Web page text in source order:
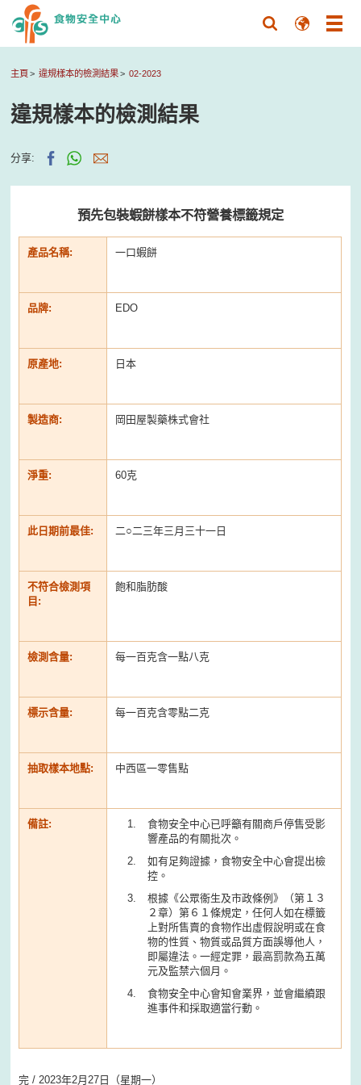
主頁 違規樣本的檢測結果 02-2023
違規樣本的檢測結果
分享:
預先包裝蝦餅樣本不符營養標籤規定
產品名稱: 一口蝦餅
品牌: EDO
原產地: 日本
製造商: 岡田屋製藥株式會社
淨重: 60克
此日期前最佳: 二○二三年三月三十一日
不符合檢測項
目:
飽和脂肪酸
檢測含量: 每一百克含一點八克
標示含量: 每一百克含零點二克
抽取樣本地點: 中西區一零售點
備註:
食物安全中心已呼籲有關商戶停售受影
響產品的有關批次。
如有足夠證據，食物安全中心會提出檢
控。
根據《公眾衞生及市政條例》（第１３
２章）第６１條規定，任何人如在標籤
上對所售賣的食物作出虛假說明或在食
物的性質、物質或品質方面誤導他人，
即屬違法。一經定罪，最高罰款為五萬
元及監禁六個月。
食物安全中心會知會業界，並會繼續跟
進事件和採取適當行動。
完 / 2023年2月27日（星期一）